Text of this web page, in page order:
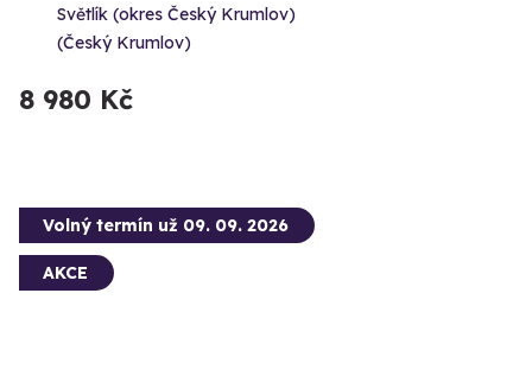
Světlík (okres Český Krumlov)
(Český Krumlov)
8 980 Kč
Volný termín už 09. 09. 2026
AKCE